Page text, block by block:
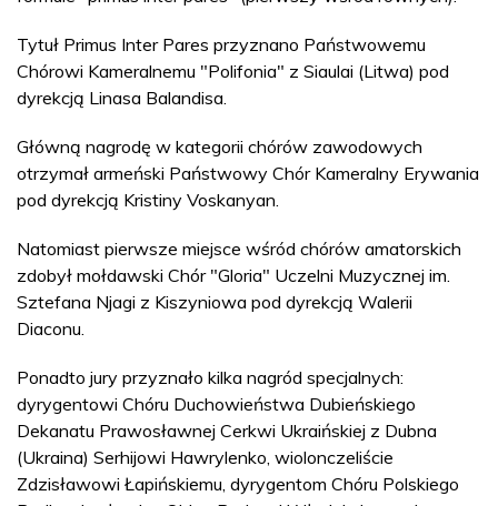
Tytuł Primus Inter Pares przyznano Państwowemu
Chórowi Kameralnemu "Polifonia" z Siaulai (Litwa) pod
dyrekcją Linasa Balandisa.
Główną nagrodę w kategorii chórów zawodowych
otrzymał armeński Państwowy Chór Kameralny Erywania
pod dyrekcją Kristiny Voskanyan.
Natomiast pierwsze miejsce wśród chórów amatorskich
zdobył mołdawski Chór "Gloria" Uczelni Muzycznej im.
Sztefana Njagi z Kiszyniowa pod dyrekcją Walerii
Diaconu.
Ponadto jury przyznało kilka nagród specjalnych:
dyrygentowi Chóru Duchowieństwa Dubieńskiego
Dekanatu Prawosławnej Cerkwi Ukraińskiej z Dubna
(Ukraina) Serhijowi Hawrylenko, wiolonczeliście
Zdzisławowi Łapińskiemu, dyrygentom Chóru Polskiego